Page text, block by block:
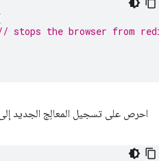
stops the browser from
احرص على تسجيل المعالِج الجديد